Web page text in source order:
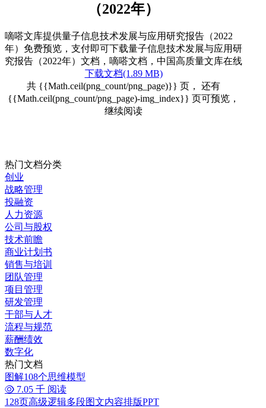
（2022年）
嘀嗒文库提供量子信息技术发展与应用研究报告（2022
年）免费预览，支付即可下载量子信息技术发展与应用研
究报告（2022年）文档，嘀嗒文档，中国高质量文库在线
下载文档(1.89 MB)
共 {{Math.ceil(png_count/png_page)}} 页， 还有
{{Math.ceil(png_count/png_page)-img_index}} 页可预览，
继续阅读
热门文档分类
创业
战略管理
投融资
人力资源
公司与股权
技术前瞻
商业计划书
销售与培训
团队管理
项目管理
研发管理
干部与人才
流程与规范
薪酬绩效
数字化
热门文档
图解108个思维模型
7.05 千 阅读
128页高级逻辑多段图文内容排版PPT